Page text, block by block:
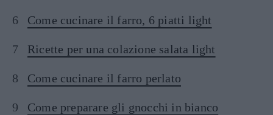
Come cucinare il farro, 6 piatti light
Ricette per una colazione salata light
Come cucinare il farro perlato
Come preparare gli gnocchi in bianco